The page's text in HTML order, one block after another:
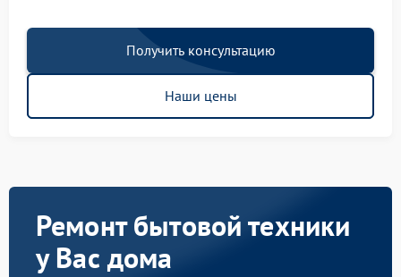
Получить консультацию
Наши цены
Ремонт бытовой техники
у Вас дома